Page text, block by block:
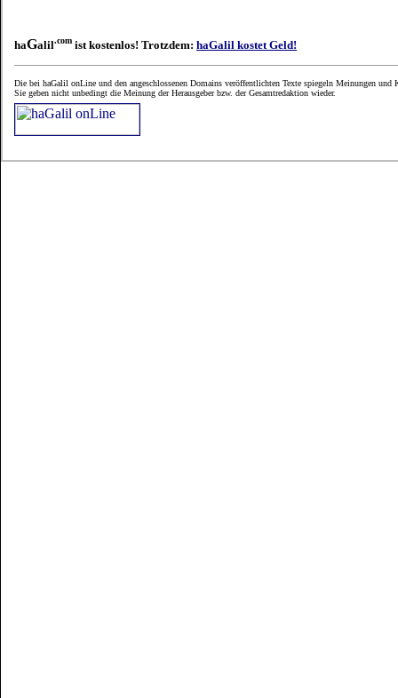
haGalil.com ist kostenlos! Trotzdem: haGalil kostet Geld!
Die bei haGalil onLine und den angeschlossenen Domains veröffentlichten Texte spiegeln Meinungen und
Sie geben nicht unbedingt die Meinung der Herausgeber bzw. der Gesamtredaktion wieder.